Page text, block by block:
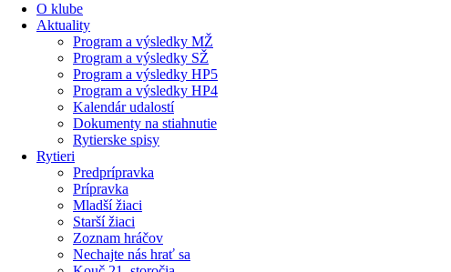
O klube
Aktuality
Program a výsledky MŽ
Program a výsledky SŽ
Program a výsledky HP5
Program a výsledky HP4
Kalendár udalostí
Dokumenty na stiahnutie
Rytierske spisy
Rytieri
Predprípravka
Prípravka
Mladší žiaci
Starší žiaci
Zoznam hráčov
Nechajte nás hrať sa